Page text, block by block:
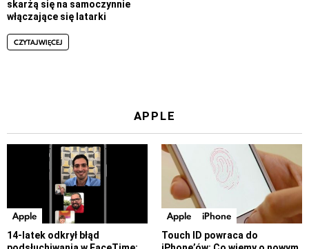
skarżą się na samoczynnie
włączające się latarki
CZYTAJ WIĘCEJ
APPLE
Apple
14-latek odkrył błąd
Apple iPhone
Touch ID powraca do